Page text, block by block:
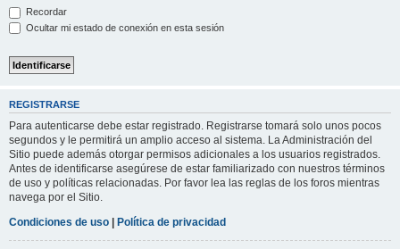
Recordar
Ocultar mi estado de conexión en esta sesión
REGISTRARSE
Para autenticarse debe estar registrado. Registrarse tomará solo unos pocos
segundos y le permitirá un amplio acceso al sistema. La Administración del
Sitio puede además otorgar permisos adicionales a los usuarios registrados.
Antes de identificarse asegúrese de estar familiarizado con nuestros términos
de uso y políticas relacionadas. Por favor lea las reglas de los foros mientras
navega por el Sitio.
Condiciones de uso | Política de privacidad